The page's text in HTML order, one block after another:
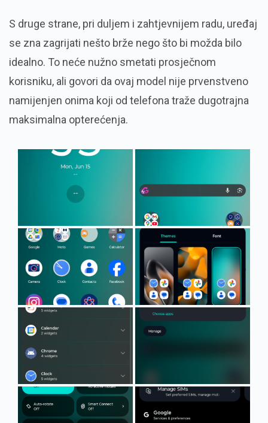
S druge strane, pri duljem i zahtjevnijem radu, uređaj
se zna zagrijati nešto brže nego što bi možda bilo
idealno. To neće nužno smetati prosječnom
korisniku, ali govori da ovaj model nije prvenstveno
namijenjen onima koji od telefona traže dugotrajna
maksimalna opterećenja.